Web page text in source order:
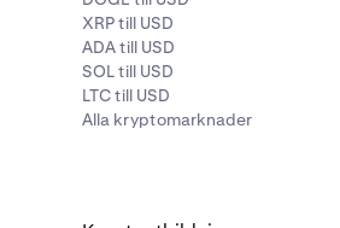
XRP till USD
ADA till USD
SOL till USD
LTC till USD
Alla kryptomarknader